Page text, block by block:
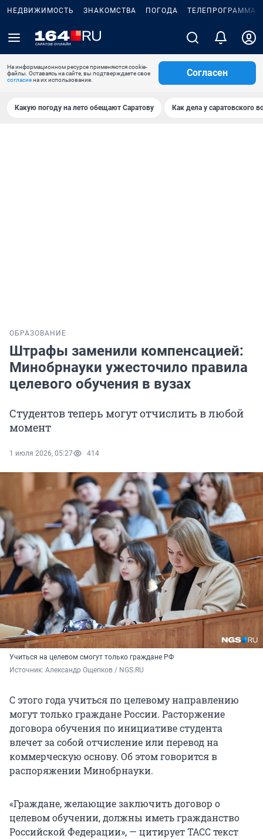
НЕДВИЖИМОСТЬ ЗНАКОМСТВА ПОГОДА ТЕЛЕПРОГРАММА
На информационном ресурсе применяются cookie-
файлы. Оставаясь на сайте, вы подтверждаете свое
согласиена их использование.
Согласен
Какую погоду на лето обещают Саратову Как дела у саратовского
ОБРАЗОВАНИЕ
Штрафы заменили компенсацией:
Минобрнауки ужесточило правила
целевого обучения в вузах
Студентов теперь могут отчислить в любой
момент
1 июля 2026, 05:27 414
Учиться на целевом смогут только граждане РФ
Источник: Александр Ощепков / NGS.RU
С этого года учиться по целевому направлению
могут только граждане России. Расторжение
договора обучения по инициативе студента
влечет за собой отчисление или перевод на
коммерческую основу. Об этом говорится в
распоряжении Минобрнауки.
«Граждане, желающие заключить договор о
целевом обучении, должны иметь гражданство
Российской Федерации», — цитирует ТАСС текст